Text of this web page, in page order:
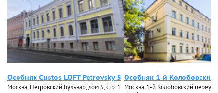
Особняк Custos LOFT Petrovsky 5
Москва, Петровский бульвар, дом 5, стр. 1
Особняк 1-й Колобовский
Москва, 1-й Колобовский